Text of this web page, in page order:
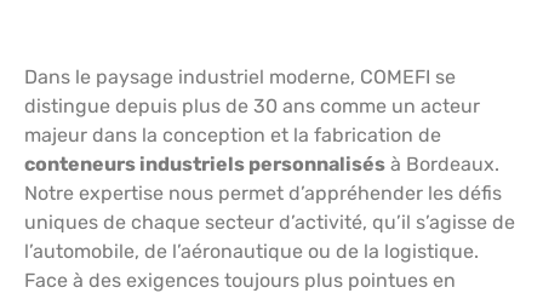
Dans le paysage industriel moderne, COMEFI se
distingue depuis plus de 30 ans comme un acteur
majeur dans la conception et la fabrication de
conteneurs industriels personnalisés à Bordeaux.
Notre expertise nous permet d’appréhender les défis
uniques de chaque secteur d’activité, qu’il s’agisse de
l’automobile, de l’aéronautique ou de la logistique.
Face à des exigences toujours plus pointues en